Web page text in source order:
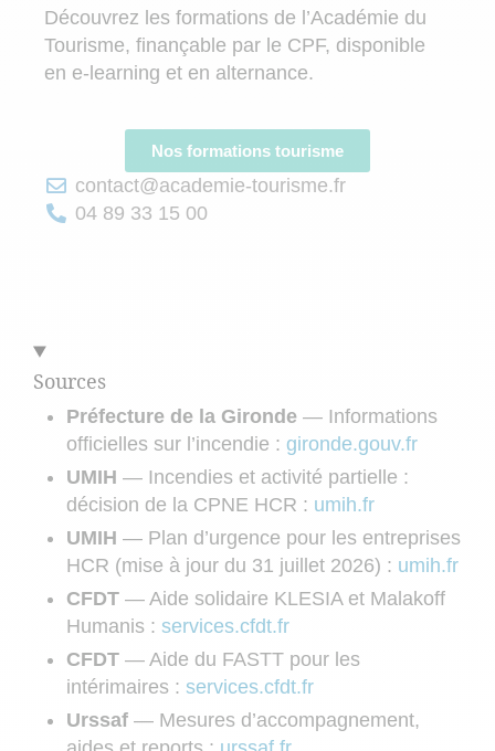
Découvrez les formations de l’Académie du
Tourisme, finançable par le CPF, disponible
en e-learning et en alternance.
Nos formations tourisme
contact@academie-tourisme.fr
04 89 33 15 00
Sources
Préfecture de la Gironde — Informations
officielles sur l’incendie : gironde.gouv.fr
UMIH — Incendies et activité partielle :
décision de la CPNE HCR : umih.fr
UMIH — Plan d’urgence pour les entreprises
HCR (mise à jour du 31 juillet 2026) : umih.fr
CFDT — Aide solidaire KLESIA et Malakoff
Humanis : services.cfdt.fr
CFDT — Aide du FASTT pour les
intérimaires : services.cfdt.fr
Urssaf — Mesures d’accompagnement,